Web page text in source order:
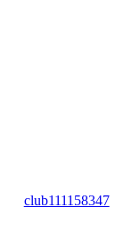
club111158347